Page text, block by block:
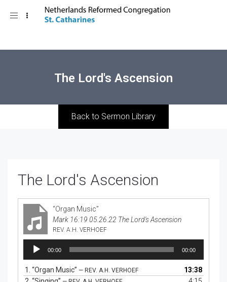
Toggle
The Lord's Ascension
Back to Sermon Library
The Lord's Ascension
“Organ Music”
Mark 16:19 05.26.22 The Lord's Ascension
REV. A.H. VERHOEF
Audio
Player
00:00 00:00
1. “Organ Music” — REV. A.H. VERHOEF
13:38